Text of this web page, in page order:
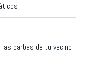
las barbas de tu vecino